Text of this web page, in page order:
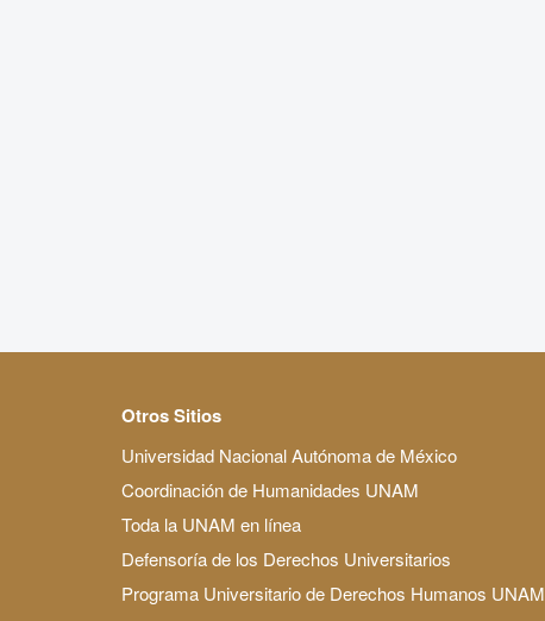
Otros Sitios
Universidad Nacional Autónoma de México
Coordinación de Humanidades UNAM
Toda la UNAM en línea
Defensoría de los Derechos Universitarios
Programa Universitario de Derechos Humanos UNAM